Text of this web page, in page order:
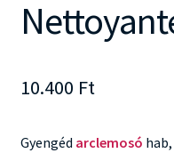
10.400 Ft
Gyengéd arclemosó